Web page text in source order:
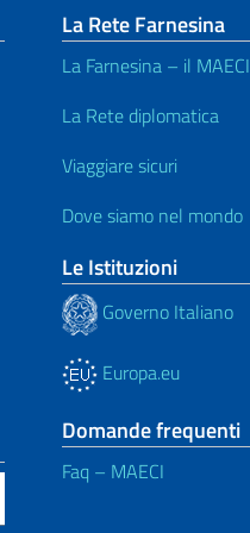
La Rete Farnesina
La Farnesina – il MAECI
La Rete diplomatica
Viaggiare sicuri
Dove siamo nel mondo
Le Istituzioni
Governo Italiano
Europa.eu
Domande frequenti
Faq – MAECI